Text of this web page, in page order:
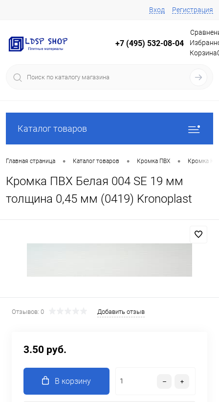
Вход Регистрация
+7 (495) 532-08-04
Корзина
Каталог товаров
Главная страница • Каталог товаров • Кромка ПВХ • Кромка
Кромка ПВХ Белая 004 SE 19 мм
толщина 0,45 мм (0419) Kronoplast
Отзывов: 0 Добавить отзыв
3.50 руб.
В корзину